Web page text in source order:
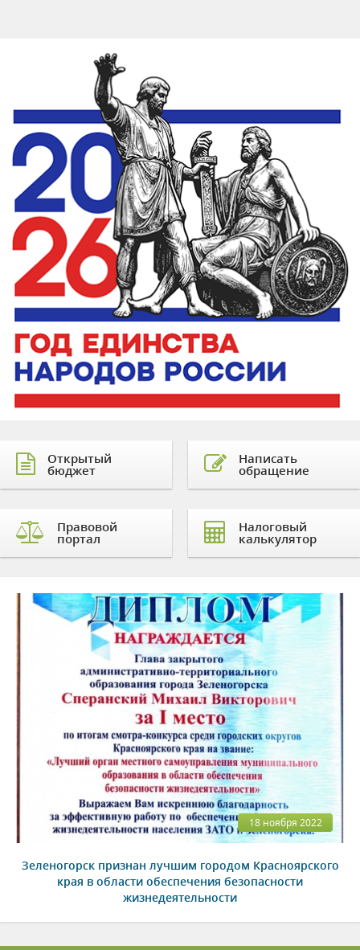
Открытый
бюджет
Правовой
портал
Написать
обращение
Налоговый
калькулятор
18 ноября 2022
Зеленогорск признан лучшим городом Красноярского
края в области обеспечения безопасности
жизнедеятельности